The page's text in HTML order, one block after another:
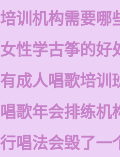
训机构需要哪
性学古筝的好
成人唱歌培训
歌年会排练机
唱法会毁了一